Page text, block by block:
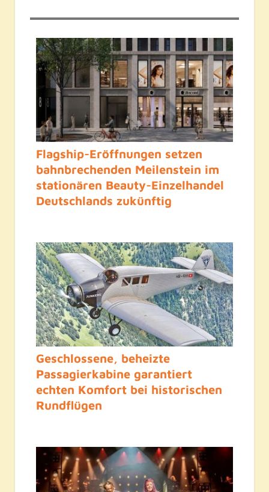
Flagship-Eröffnungen setzen
bahnbrechenden Meilenstein im
stationären Beauty-Einzelhandel
Deutschlands zukünftig
Geschlossene, beheizte
Passagierkabine garantiert
echten Komfort bei historischen
Rundflügen